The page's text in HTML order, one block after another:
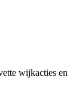
wijkacties en